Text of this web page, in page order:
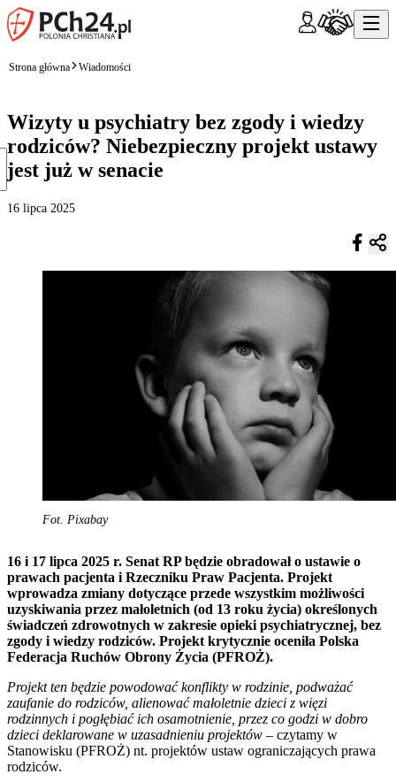
Strona główna Wiadomości
Wizyty u psychiatry bez zgody i wiedzy
rodziców? Niebezpieczny projekt ustawy
jest już w senacie
16 lipca 2025
Fot. Pixabay
16 i 17 lipca 2025 r. Senat RP będzie obradował o ustawie o
prawach pacjenta i Rzeczniku Praw Pacjenta. Projekt
wprowadza zmiany dotyczące przede wszystkim możliwości
uzyskiwania przez małoletnich (od 13 roku życia) określonych
świadczeń zdrowotnych w zakresie opieki psychiatrycznej, bez
zgody i wiedzy rodziców. Projekt krytycznie oceniła Polska
Federacja Ruchów Obrony Życia (PFROŻ).
Projekt ten będzie powodować konflikty w rodzinie, podważać
zaufanie do rodziców, alienować małoletnie dzieci z więzi
rodzinnych i pogłębiać ich osamotnienie, przez co godzi w dobro
dzieci deklarowane w uzasadnieniu projektów – czytamy w
Stanowisku (PFROŻ) nt. projektów ustaw ograniczających prawa
rodziców.